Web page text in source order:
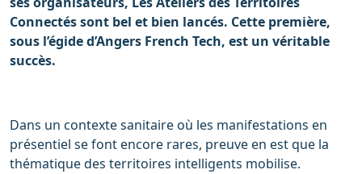
Connectés sont bel et bien lancés. Cette première,
sous l’égide d’Angers French Tech, est un véritable
succès.
Dans un contexte sanitaire où les manifestations en
présentiel se font encore rares, preuve en est que la
thématique des territoires intelligents mobilise.